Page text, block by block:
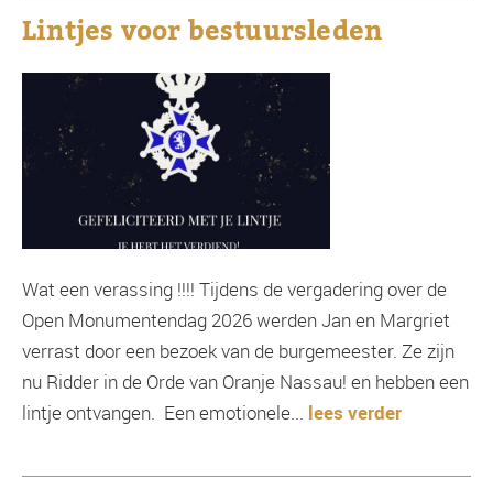
Lintjes voor bestuursleden
Wat een verassing !!!! Tijdens de vergadering over de
Open Monumentendag 2026 werden Jan en Margriet
verrast door een bezoek van de burgemeester. Ze zijn
nu Ridder in de Orde van Oranje Nassau! en hebben een
lintje ontvangen. Een emotionele... lees verder